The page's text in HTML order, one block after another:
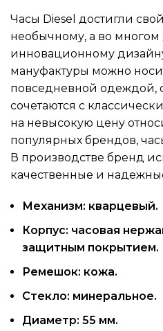
Часы Diesel достигли
необычному, а во многом
инновационному
мануфактуры можно
повседневной одеждой,
сочетаются с
на невысокую цену
популярных брендов,
В производстве бренд
качественные и
Механизм: кварцевый.
Корпус: часовая
защитным покрытием.
Ремешок: кожа.
Стекло: минеральное.
Диаметр: 55 мм.